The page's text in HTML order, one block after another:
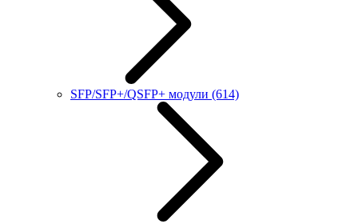
SFP/SFP+/QSFP+ модули (614)